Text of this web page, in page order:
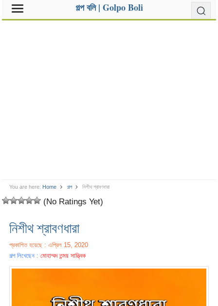
গল্প বলি | Golpo Boli
You are here: Home গল্প নিশীথ শ্রাবণধারা
(No Ratings Yet)
নিশীথ শ্রাবণধারা
প্রকাশিত হয়েছে : এপ্রিল 15, 2020
গল্প লিখেছেন :মোহাম্মদ তন্ময় সাত্ত্বিক